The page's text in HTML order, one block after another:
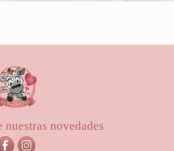
nuestras novedades